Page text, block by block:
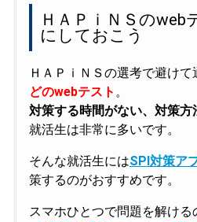
ＨＡＰｉＮＳのweb
にしておこう
ＨＡＰｉＮＳの選考で避けて
どのwebテスト 。
対策する時間がない、対策方
就活生は非常に多いです。
そんな就活生にはSPI対策ア
策するのがおすすめです。
スマホひとつで問題を解け